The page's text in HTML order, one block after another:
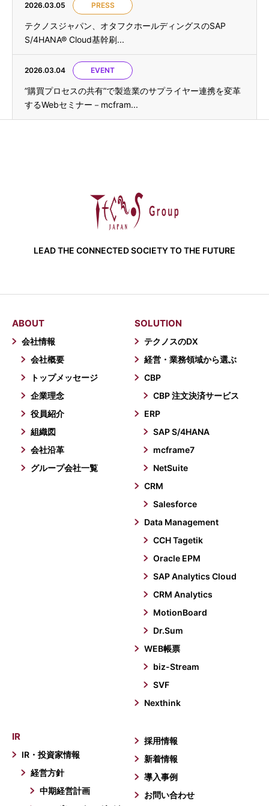
2026.03.05 PRESS
テクノスジャパン、オタフクホールディングスのSAP
S/4HANA® Cloud基幹刷...
2026.03.04 EVENT
”購買プロセスの共有”で製造業のサプライヤー連携を変革
するWebセミナー－mcfram...
LEAD THE CONNECTED SOCIETY TO THE FUTURE
ABOUT
会社情報
会社概要
トップメッセージ
企業理念
役員紹介
組織図
会社沿革
グループ会社一覧
SOLUTION
テクノスのDX
経営・業務領域から選ぶ
CBP
CBP 注文決済サービス
ERP
SAP S/4HANA
mcframe7
NetSuite
CRM
Salesforce
Data Management
CCH Tagetik
Oracle EPM
SAP Analytics Cloud
CRM Analytics
MotionBoard
Dr.Sum
WEB帳票
biz-Stream
SVF
Nexthink
IR
IR・投資家情報
経営方針
中期経営計画
採用情報
新着情報
導入事例
お問い合わせ